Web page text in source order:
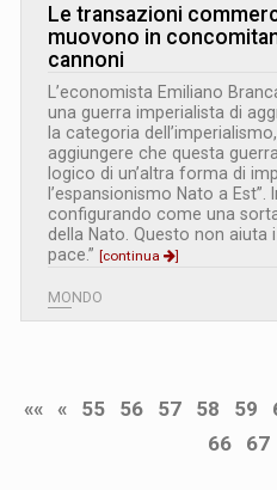
Le transazioni
muovono in
cannoni
L’economista Emiliano
una guerra imperialista di
la categoria
aggiungere che questa
logico di un’altra forma di
l’espansionismo Nato a Est”.
configurando come una
della Nato. Questo non
pace.” [continua ]
MONDO
«« « 55 56 57 58 59
66
67